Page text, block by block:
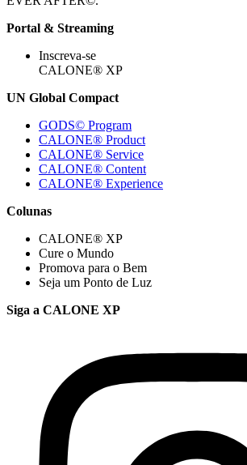
Portal & Streaming
Inscreva-se
CALONE® XP
UN Global Compact
GODS© Program
CALONE® Product
CALONE® Service
CALONE® Content
CALONE® Experience
Colunas
CALONE® XP
Cure o Mundo
Promova para o Bem
Seja um Ponto de Luz
Siga a CALONE XP